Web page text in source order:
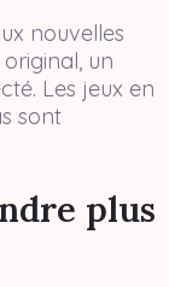
nouvelles
un
Les jeux en
sont
plus